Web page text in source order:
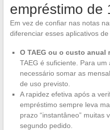
empréstimo de
Em vez de confiar nas notas
diferenciar esses aplicativos de
O TAEG ou o custo anual
TAEG é suficiente. Para
necessário somar as
de uso previsto.
A rapidez efetiva após a
empréstimo sempre leva
prazo “instantâneo” muitas
segundo pedido.